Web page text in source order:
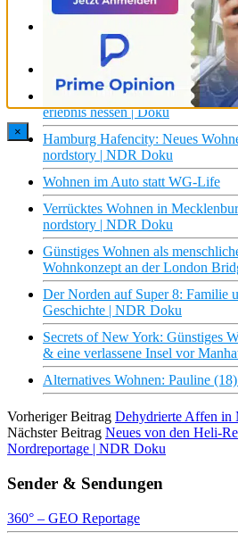
Geisterjagd: Spuk-Alltag oder nur
#dokumentation #focustv
Gesund wohnen | Die
Bezahlbares Wohnen –
erlebnis hessen | Doku
Hamburg Hafencity: Neues
nordstory | NDR Doku
Wohnen im Auto statt WG-Life
Verrücktes Wohnen in
nordstory | NDR Doku
Günstiges Wohnen als
Wohnkonzept an der London
Der Norden auf Super 8: Familie
Geschichte | NDR Doku
Secrets of New York: Günstiges
& eine verlassene Insel vor
Alternatives Wohnen: Pauline
Vorheriger Beitrag Dehydrierte Affen in
Nächster Beitrag Neues von den Heli-
Nordreportage | NDR Doku
Sender & Sendungen
360° – GEO Reportage
×